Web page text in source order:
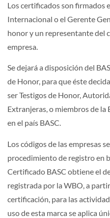
Los certificados son firmados
Internacional o el Gerente
honor y un representante del
empresa.
Se dejará a disposición del
de Honor, para que éste
ser Testigos de Honor,
Extranjeras, o miembros de la
en el país BASC.
Los códigos de las empresas
procedimiento de registro en
Certificado BASC obtiene el
registrada por la WBO, a
certificación, para las
uso de esta marca se aplica